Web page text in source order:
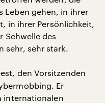
Leben gehen, in ihrer
in ihrer Persönlichkeit,
Schwelle des
sehr, sehr stark.
den Vorsitzenden
Er
internationalen